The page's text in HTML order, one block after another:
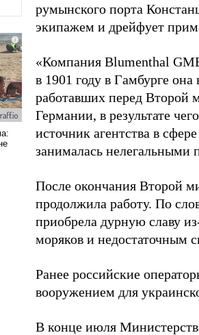
румынского порта
экипажем и дрейфует
«Компания Blumenthal
в 1901 году в Гамбурге
работавших перед Второй
Германии, в результате
источник агентства в
занималась нелегальными
После окончания Второй
продолжила работу. По
приобрела дурную славу
моряков и недостаточным
Ранее российские
вооружением для
В конце июля